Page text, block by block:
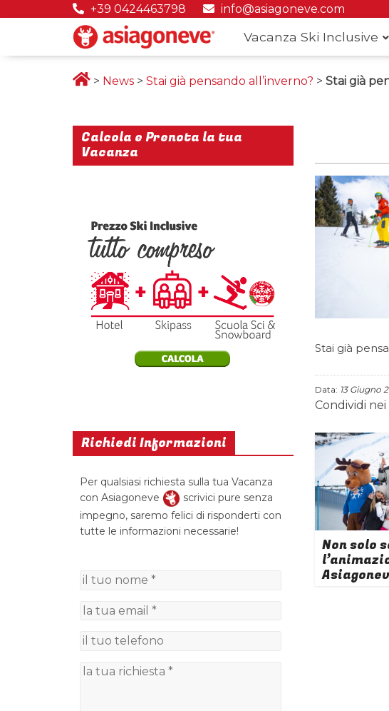
+39 0424463798 info@asiagoneve.com
Vacanza Ski Inclusive
> News > Stai già pensando all’inverno? > Stai già
Stai già
Data: 13 Giugno
Condividi nei
Non solo
Calcola e Prenota la tua
Vacanza
Richiedi Informazioni
Per qualsiasi richiesta sulla tua Vacanza
con Asiagoneve
scrivici pure senza
impegno, saremo felici di risponderti con
tutte le informazioni necessarie!